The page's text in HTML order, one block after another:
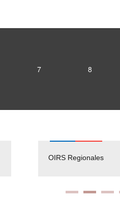
7 8
OIRS Regionales